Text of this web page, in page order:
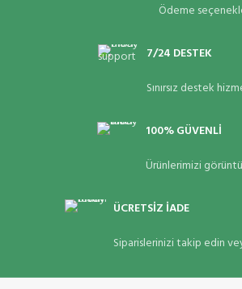
Ödeme
7/24 DESTEK
Sınırsız destek
100% GÜVENLİ
Ürünlerimizi
ÜCRETSİZ İADE
Siparislerinizi takip edin